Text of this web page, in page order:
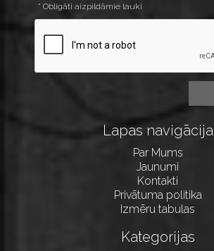
* Obligāti aizpildāmie lauki
Lapas navigācija
Par Mums
Jaunumi
Kontakti
Privātuma politika
Izmēru tabulas
Kategorijas